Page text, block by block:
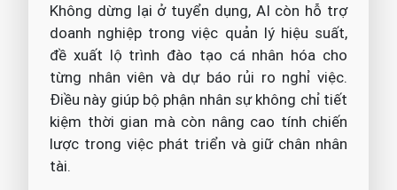
Không dừng lại ở tuyển dụng, AI còn hỗ trợ
doanh nghiệp trong việc quản lý hiệu suất,
đề xuất lộ trình đào tạo cá nhân hóa cho
từng nhân viên và dự báo rủi ro nghỉ việc.
Điều này giúp bộ phận nhân sự không chỉ tiết
kiệm thời gian mà còn nâng cao tính chiến
lược trong việc phát triển và giữ chân nhân
tài.